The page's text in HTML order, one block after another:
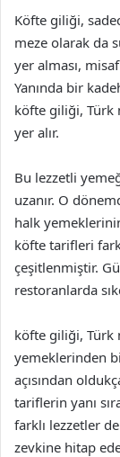
Köfte giliği,
meze olarak da
yer alması,
Yanında bir
köfte giliği, Türk
yer alır.
Bu lezzetli
uzanır. O
halk
köfte tarifleri
çeşitlenmiştir.
restoranlarda
köfte giliği, Türk
yemeklerinden
açısından
tariflerin yanı
farklı lezzetler
zevkine hitap